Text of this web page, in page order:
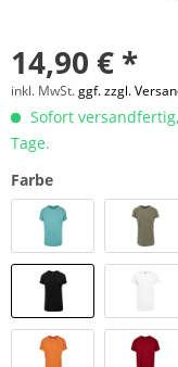
14,90 € *
inkl. MwSt.ggf. zzgl.
Sofort
Tage.
Farbe